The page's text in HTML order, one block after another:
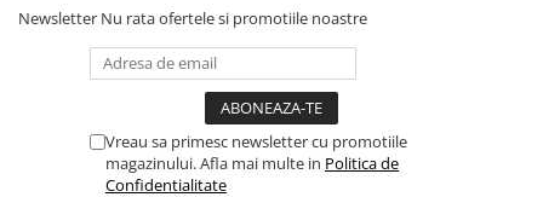
Newsletter Nu rata ofertele si promotiile noastre
Vreau sa primesc newsletter cu promotiile
magazinului. Afla mai multe in Politica de
Confidentialitate